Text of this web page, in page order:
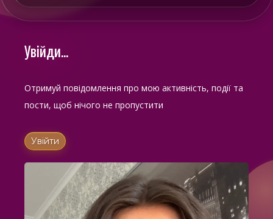
Увійди...
Отримуй повідомлення про мою активність, події та
пости, щоб нічого не пропустити
Увійти